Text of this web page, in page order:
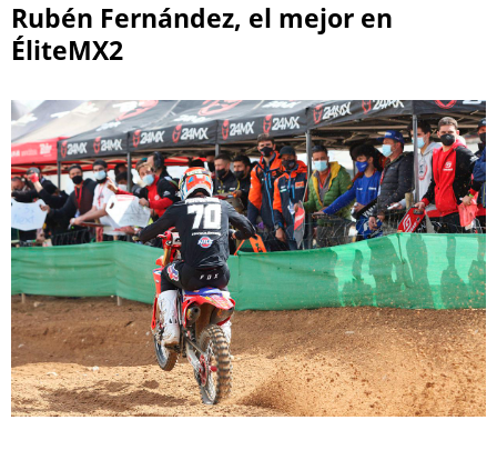
Rubén Fernández, el mejor en
ÉliteMX2